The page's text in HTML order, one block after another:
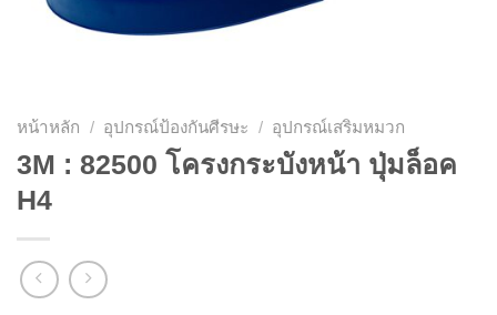
หน้าหลัก / อุปกรณ์ป้องกันศีรษะ / อุปกรณ์เสริมหมวก
3M : 82500 โครงกระบังหน้า ปุ่มล็อค
H4